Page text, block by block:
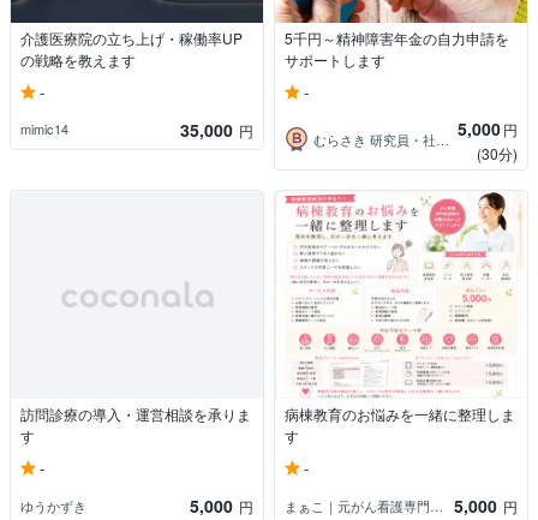
介護医療院の立ち上げ・稼働率UP
の戦略を教えます
-
mimic14 35,000 円
5千円～精神障害年金の自力申請を
サポートします
-
むらさき 研究員・社会福祉士・不登校支援 5,000円
(30分)
訪問診療の導入・運営相談を承りま
す
-
ゆうかずき 5,000 円
病棟教育のお悩みを一緒に整理しま
す
-
まぁこ｜元がん看護専門看護師 5,000 円